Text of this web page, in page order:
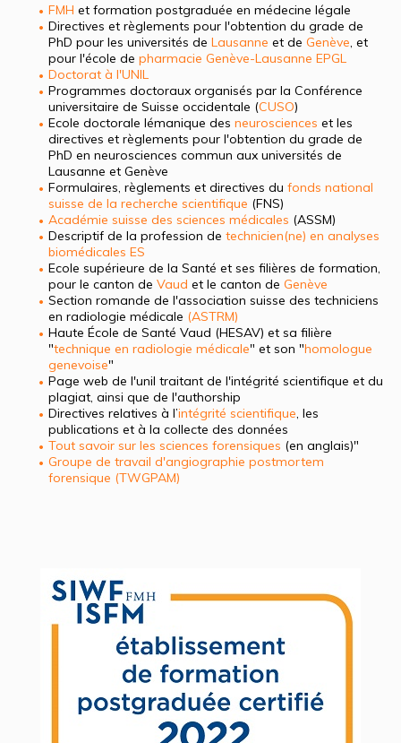
FMH et formation postgraduée en médecine légale
Directives et règlements pour l'obtention du grade de
PhD pour les universités de Lausanne et de Genève , et
pour l'école de pharmacie Genève-Lausanne EPGL
Doctorat à l'UNIL
Programmes doctoraux organisés par la Conférence
universitaire de Suisse occidentale (CUSO)
Ecole doctorale lémanique des neurosciences et les
directives et règlements pour l'obtention du grade de
PhD en neurosciences commun aux universités de
Lausanne et Genève
Formulaires, règlements et directives du fonds national
suisse de la recherche scientifique (FNS)
Académie suisse des sciences médicales (ASSM)
Descriptif de la profession de technicien(ne) en analyses
biomédicales ES
Ecole supérieure de la Santé et ses filières de formation,
pour le canton de Vaud et le canton de Genève
Section romande de l'association suisse des techniciens
en radiologie médicale (ASTRM)
Haute École de Santé Vaud (HESAV) et sa filière
"technique en radiologie médicale" et son "homologue
genevoise"
Page web de l'unil traitant de l'intégrité scientifique et du
plagiat, ainsi que de l'authorship
Directives relatives à l’intégrité scientifique , les
publications et à la collecte des données
Tout savoir sur les sciences forensiques (en anglais)"
Groupe de travail d'angiographie postmortem
forensique (TWGPAM)